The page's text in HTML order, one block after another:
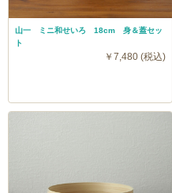
山一 ミニ和せいろ 18cm 身＆蓋セッ
ト
￥7,480 (税込)